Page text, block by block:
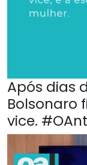
Após dias
Bolsonaro
vice.